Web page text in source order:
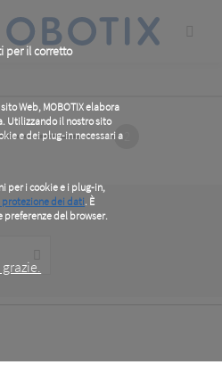
per il corretto
Web, MOBOTIX elabora
Utilizzando il nostro sito
e dei plug-in necessari a
per i cookie e i plug-in,
dei dati. È
preferenze del browser.